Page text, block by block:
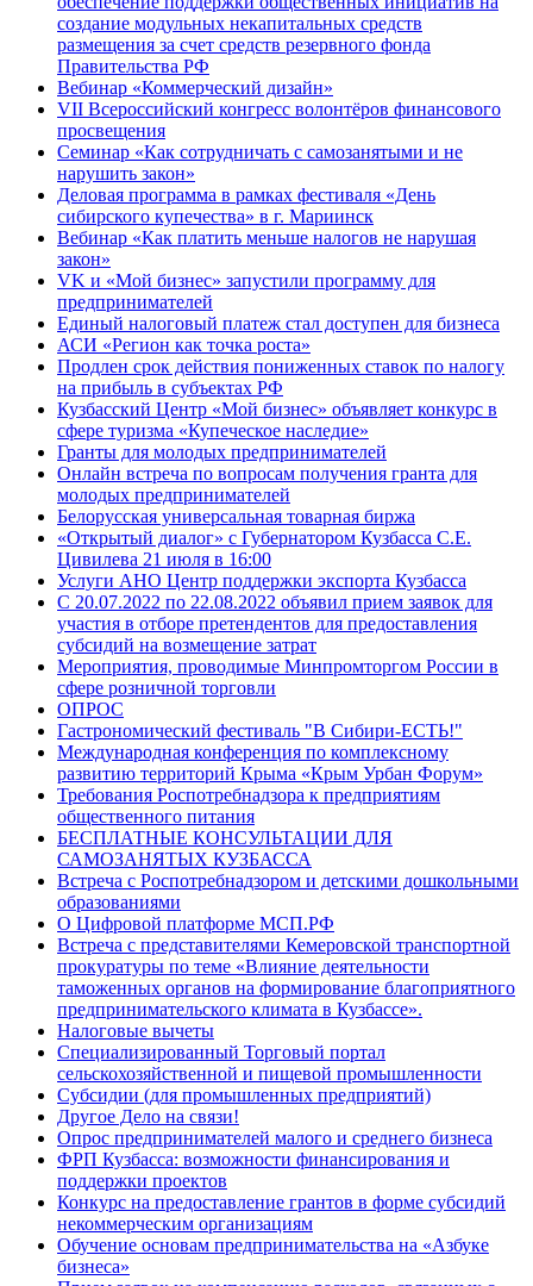
создание модульных некапитальных средств
размещения за счет средств резервного фонда
Правительства РФ
Вебинар «Коммерческий дизайн»
VII Всероссийский конгресс волонтёров финансового
просвещения
Семинар «Как сотрудничать с самозанятыми и не
нарушить закон»
Деловая программа в рамках фестиваля «День
сибирского купечества» в г. Мариинск
Вебинар «Как платить меньше налогов не нарушая
закон»
VK и «Мой бизнес» запустили программу для
предпринимателей
Единый налоговый платеж стал доступен для бизнеса
АСИ «Регион как точка роста»
Продлен срок действия пониженных ставок по налогу
на прибыль в субъектах РФ
Кузбасский Центр «Мой бизнес» объявляет конкурс в
сфере туризма «Купеческое наследие»
Гранты для молодых предпринимателей
Онлайн встреча по вопросам получения гранта для
молодых предпринимателей
Белорусская универсальная товарная биржа
«Открытый диалог» с Губернатором Кузбасса С.Е.
Цивилева 21 июля в 16:00
Услуги АНО Центр поддержки экспорта Кузбасса
С 20.07.2022 по 22.08.2022 объявил прием заявок для
участия в отборе претендентов для предоставления
субсидий на возмещение затрат
Мероприятия, проводимые Минпромторгом России в
сфере розничной торговли
ОПРОС
Гастрономический фестиваль "В Сибири-ЕСТЬ!"
Международная конференция по комплексному
развитию территорий Крыма «Крым Урбан Форум»
Требования Роспотребнадзора к предприятиям
общественного питания
БЕСПЛАТНЫЕ КОНСУЛЬТАЦИИ ДЛЯ
САМОЗАНЯТЫХ КУЗБАССА
Встреча с Роспотребнадзором и детскими дошкольными
образованиями
О Цифровой платформе МСП.РФ
Встреча с представителями Кемеровской транспортной
прокуратуры по теме «Влияние деятельности
таможенных органов на формирование благоприятного
предпринимательского климата в Кузбассе».
Налоговые вычеты
Специализированный Торговый портал
сельскохозяйственной и пищевой промышленности
Субсидии (для промышленных предприятий)
Другое Дело на связи!
Опрос предпринимателей малого и среднего бизнеса
ФРП Кузбасса: возможности финансирования и
поддержки проектов
Конкурс на предоставление грантов в форме субсидий
некоммерческим организациям
Обучение основам предпринимательства на «Азбуке
бизнеса»